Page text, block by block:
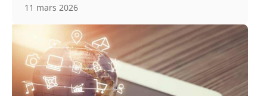
11 mars 2026